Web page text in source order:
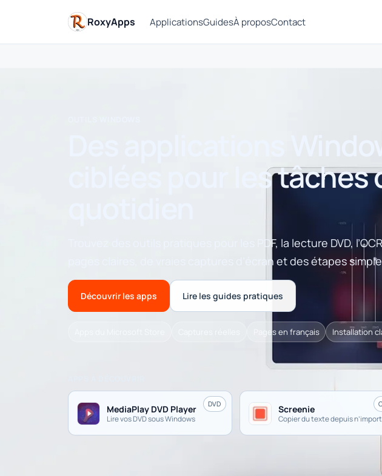
RoxyApps ApplicationsGuidesÀ proposContact
ciblées pour les tâches
Trouvez des outils pratiques pour les PDF, la lecture DVD,
pages claires, de vraies captures d’écran et des étapes
Découvrir les apps Lire les guides pratiques
Pages en français Installation
DVD
MediaPlay DVD Player
Lire vos DVD sous Windows
Screenie